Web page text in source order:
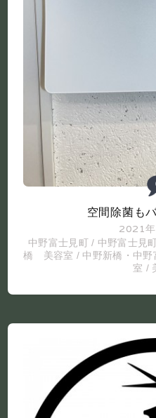
空間除菌も
2021
中野富士見町/ 中野富士見
橋 美容室 / 中野新橋・中
室 /